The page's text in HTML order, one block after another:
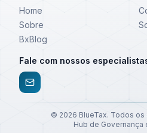
Home
Sobre
BxBlog
Fale com nossos
© 2026 BlueTax. Todos
Hub de Governança